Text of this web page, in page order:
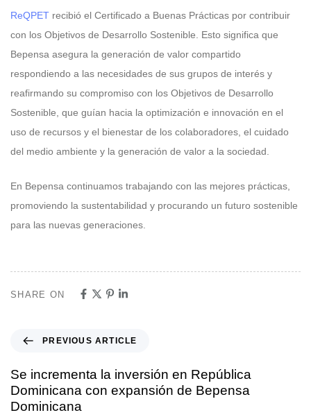
ReQPET recibió el Certificado a Buenas Prácticas por contribuir
con los Objetivos de Desarrollo Sostenible. Esto significa que
Bepensa asegura la generación de valor compartido
respondiendo a las necesidades de sus grupos de interés y
reafirmando su compromiso con los Objetivos de Desarrollo
Sostenible, que guían hacia la optimización e innovación en el
uso de recursos y el bienestar de los colaboradores, el cuidado
del medio ambiente y la generación de valor a la sociedad.
En Bepensa continuamos trabajando con las mejores prácticas,
promoviendo la sustentabilidad y procurando un futuro sostenible
para las nuevas generaciones.
SHARE ON
PREVIOUS ARTICLE
Se incrementa la inversión en República
Dominicana con expansión de Bepensa
Dominicana